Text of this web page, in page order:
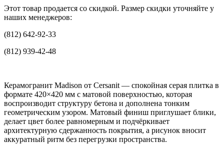
Этот товар продается со скидкой. Размер скидки уточняйте у
наших менеджеров:
(812) 642-92-33
(812) 939-42-48
Керамогранит Madison от Cersanit — спокойная серая плитка в
формате 420×420 мм с матовой поверхностью, которая
воспроизводит структуру бетона и дополнена тонким
геометрическим узором. Матовый финиш приглушает блики,
делает цвет более равномерным и подчёркивает
архитектурную сдержанность покрытия, а рисунок вносит
аккуратный ритм без перегрузки пространства.